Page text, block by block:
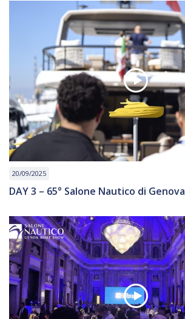
20/09/2025
DAY 3 – 65° Salone Nautico di Genova